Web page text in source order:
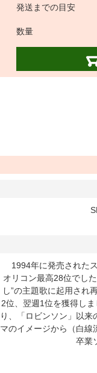
発送までの目安
数量
1994年に発売された
オリコン最高28位でし
し”の主題歌に起用され
2位、翌週1位を獲得し
り、「ロビンソン」以
マのイメージから（白線
卒業